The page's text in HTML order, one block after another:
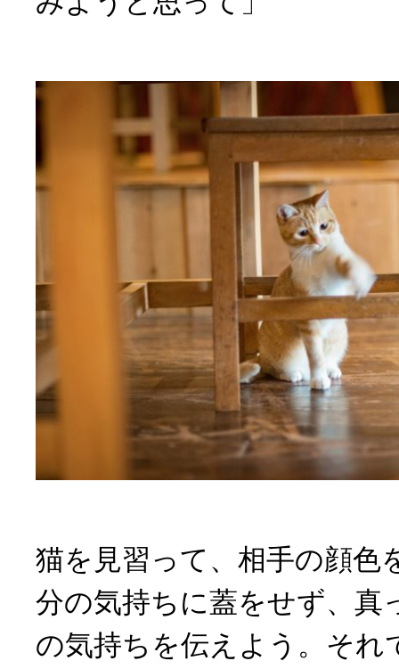
猫を見習って、相手の顔色
分の気持ちに蓋をせず、真
の気持ちを伝えよう。それ